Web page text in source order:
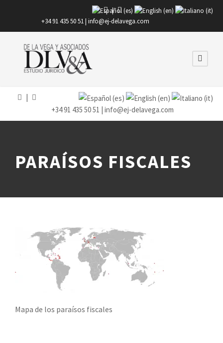
|
+34 91 435 50 51 | info@ej-delavega.com
+34 91 435 50 51 | info@ej-delavega.com
PARAÍSOS FISCALES
Mapa de los paraísos fiscales